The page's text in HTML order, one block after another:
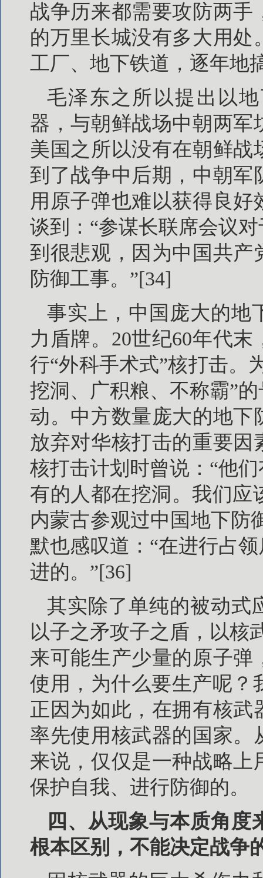
战争历来都需要攻防两
的万里长城没有多大用
工厂、地下铁道，逐年地
毛泽东之所以提出以
器，与朝鲜战场中朝两
美国之所以没有在朝鲜
到了战争中后期，中朝
用原子弹也难以获得良
谈到：“参谋长联席会议
到很悲观，因为中国共
防御工事。”[34]
事实上，中国庞大的地
力盾牌。20世纪60年代
行“外科手术式”核打击。
挖洞、广积粮、不称霸”
动。中方数量庞大的地下
放弃对华核打击的重要
核打击计划时曾说：“他
有的人都在挖洞。我们应
内蒙古参观过中国地下防
默也感叹道：“在进行占
进的。”[36]
其实除了单纯的被动式
以子之矛攻子之盾，以核
来可能生产少量的原子
使用，为什么要生产呢？
正因为如此，在拥有核
率先使用核武器的国家。
来说，仅仅是一种战略
保护自我、进行防御的。
四、从现象与本质角
根本区别，不能决定战争